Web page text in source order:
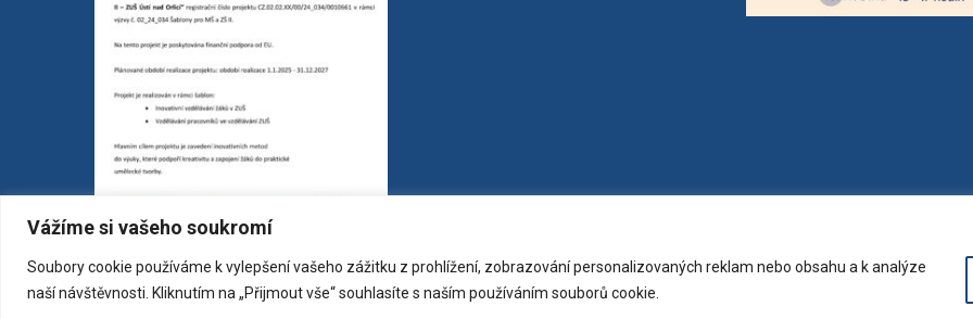
Vážíme si vašeho soukromí
Soubory cookie používáme k vylepšení vašeho zážitku z prohlížení, zobrazování personalizovaných reklam nebo obsahu a k analýze
naší návštěvnosti. Kliknutím na „Přijmout vše“ souhlasíte s naším používáním souborů cookie.Všechna práva vyhrazena. Copyright © 2023 Základní umělecká škola Jaroslava Kociana